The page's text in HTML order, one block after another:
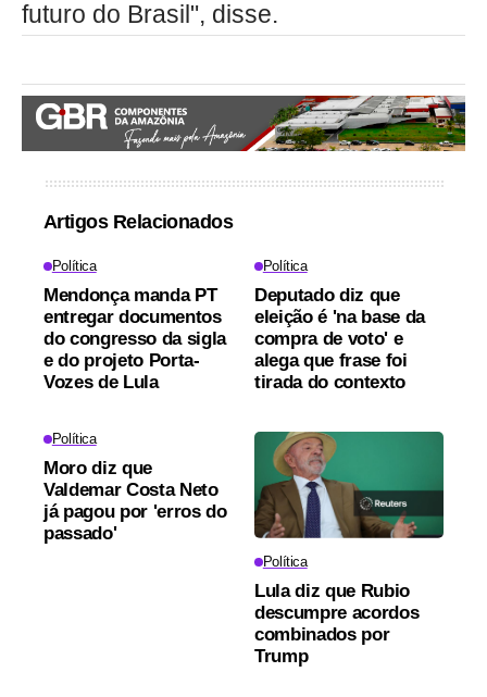
futuro do Brasil", disse.
Artigos Relacionados
Política
Mendonça manda PT
entregar documentos
do congresso da sigla
e do projeto Porta-
Vozes de Lula
Política
Deputado diz que
eleição é 'na base da
compra de voto' e
alega que frase foi
tirada do contexto
Política
Moro diz que
Valdemar Costa Neto
já pagou por 'erros do
passado'
Política
Lula diz que Rubio
descumpre acordos
combinados por
Trump